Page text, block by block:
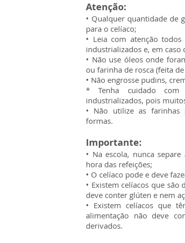
Atenção:
• Qualquer quantidade de
para o celíaco;
• Leia com atenção
industrializados e, em
• Não use óleos onde
ou farinha de rosca (feita
• Não engrosse pudins,
* Tenha cuidado com
industrializados, pois
• Não utilize as farinhas
formas.
Importante:
• Na escola, nunca
hora das refeições;
• O celíaco pode e deve
• Existem celíacos que
deve conter glúten e nem
• Existem celíacos que
alimentação não deve
derivados.